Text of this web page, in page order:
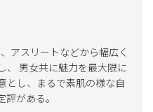
アスリートなどから幅広く
、 男女共に魅力を最大限に
とし、まるで素肌の様な自
がある。